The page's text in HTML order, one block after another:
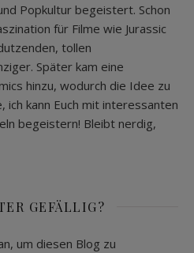
Popkultur begeistert. Schon
für Filme wie Jurassic
tollen
Später kam eine
hinzu, wodurch die Idee zu
ich kann Euch mit interessanten
begeistern! Bleibt nerdig,
GEFÄLLIG?
um diesen Blog zu